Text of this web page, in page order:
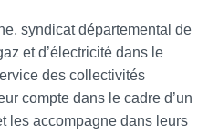
syndicat départemental de
et d’électricité dans le
des collectivités
compte dans le cadre d’un
les accompagne dans leurs